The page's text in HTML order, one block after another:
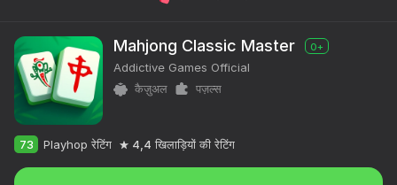
Mahjong Classic Master 0+
Addictive Games Official
कैज़ुअल
पज़ल्स
73 Playhop रेटिंग 4,4 खिलाड़ियों की रेटिंग